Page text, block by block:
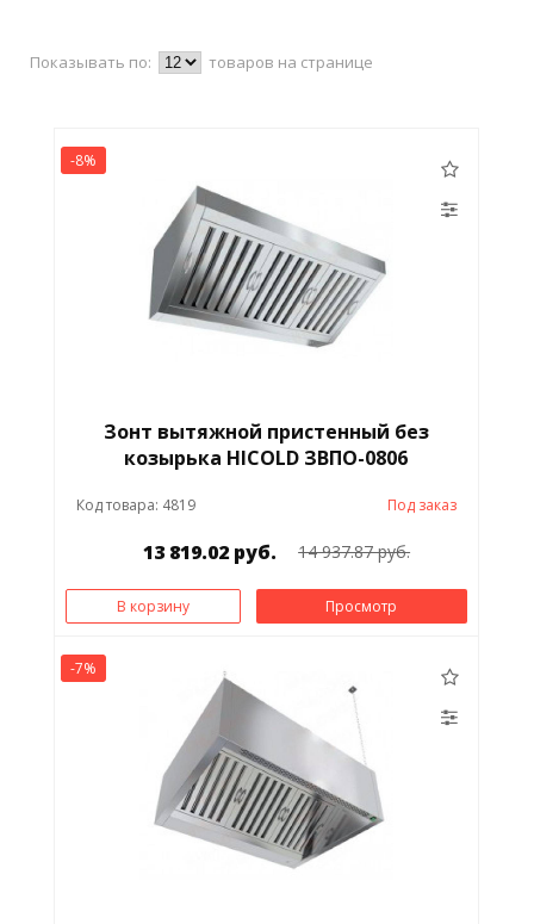
Показывать по: товаров на странице
-8%
Зонт вытяжной пристенный без
козырька HICOLD ЗВПО-0806
Код товара: 4819 Под заказ
13 819.02 руб. 14 937.87 руб.
В корзину Просмотр
-7%